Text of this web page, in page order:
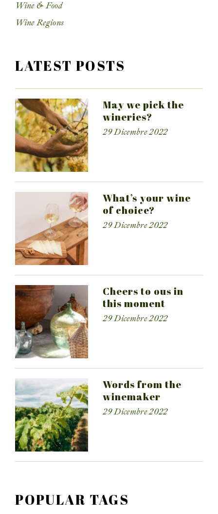
Wine & Food
Wine Regions
LATEST POSTS
May we pick the
wineries?
29 Dicembre 2022
What’s your wine
of choice?
29 Dicembre 2022
Cheers to ous in
this moment
29 Dicembre 2022
Words from the
winemaker
29 Dicembre 2022
POPULAR TAGS